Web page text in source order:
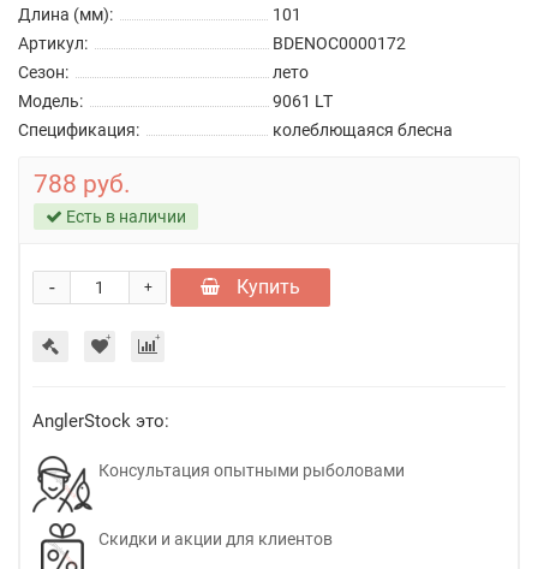
Длина (мм):
101
Артикул:
BDENOC0000172
Сезон:
лето
Модель:
9061 LT
Спецификация:
колеблющаяся блесна
788 руб.
Есть в наличии
+
- Купить
AnglerStock это:
Консультация опытными рыболовами
Скидки и акции для клиентов